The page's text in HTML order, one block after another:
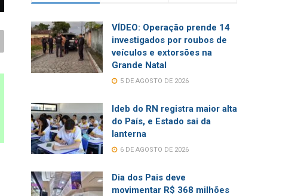
VÍDEO: Operação prende 14
investigados por roubos de
veículos e extorsões na
Grande Natal
5 DE AGOSTO DE 2026
Ideb do RN registra maior alta
do País, e Estado sai da
lanterna
6 DE AGOSTO DE 2026
Dia dos Pais deve
movimentar R$ 368 milhões